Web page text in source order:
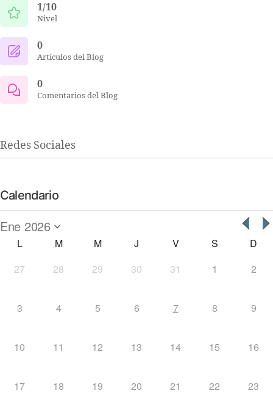
1/10
Nivel
0
Artículos del Blog
0
Comentarios del Blog
Redes Sociales
Calendario
L M M J V S
D
27
28 29 30 31 1 2
3 4 5 6 7 8 9
10 11 12 13 14 15 16
17 18 19 20 21 22 23